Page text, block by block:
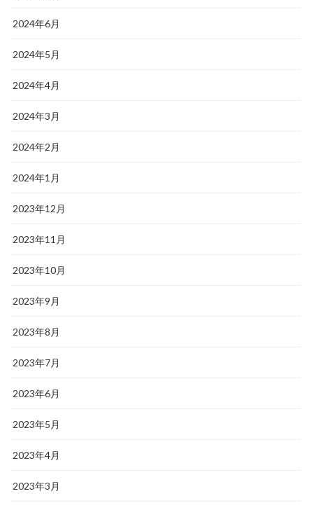
2024年6月
2024年5月
2024年4月
2024年3月
2024年2月
2024年1月
2023年12月
2023年11月
2023年10月
2023年9月
2023年8月
2023年7月
2023年6月
2023年5月
2023年4月
2023年3月